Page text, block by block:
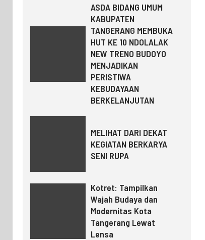
ASDA BIDANG UMUM
KABUPATEN
TANGERANG MEMBUKA
HUT KE 10 NDOLALAK
NEW TRENO BUDOYO
MENJADIKAN
PERISTIWA
KEBUDAYAAN
BERKELANJUTAN
MELIHAT DARI DEKAT
KEGIATAN BERKARYA
SENI RUPA
Kotret: Tampilkan
Wajah Budaya dan
Modernitas Kota
Tangerang Lewat
Lensa